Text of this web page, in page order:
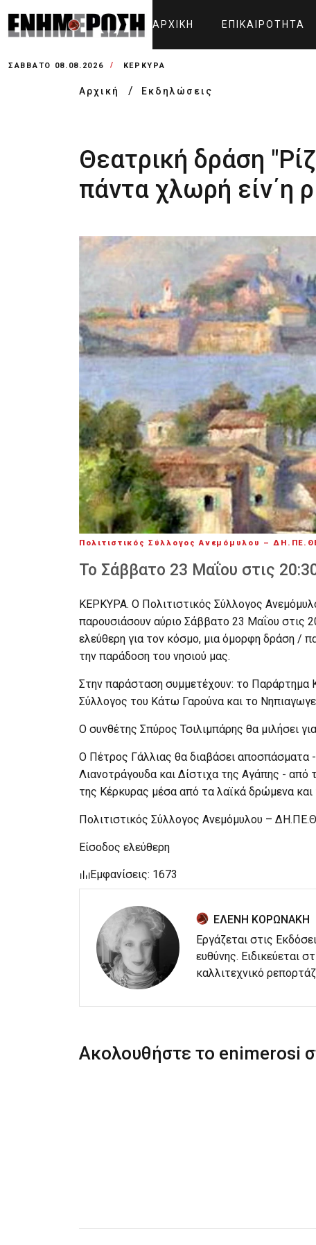
ΑΡΧΙΚΉ ΕΠΙΚΑΙΡΌΤΗΤΑ
ΣΆΒΒΑΤΟ 08.08.2026 ΚΕΡΚΥΡΑ
Αρχική Εκδηλώσεις
Θεατρική δράση
πάντα χλωρή είν΄η
Πολιτιστικός Σύλλογος Ανεμόμυλου –
Το Σάββατο 23 Μαΐου στις
ΚΕΡΚΥΡΑ. Ο Πολιτιστικός Σύλλογος
παρουσιάσουν αύριο Σάββατο 23 Μαΐου στις
ελεύθερη για τον κόσμο, μια όμορφη δράση /
την παράδοση του νησιού μας.
Στην παράσταση συμμετέχουν: το Παράρτημα
Σύλλογος του Κάτω Γαρούνα και το
Ο συνθέτης Σπύρος Τσιλιμπάρης θα μιλήσει
Ο Πέτρος Γάλλιας θα διαβάσει αποσπάσματα
Λιανοτράγουδα και Δίστιχα της Αγάπης - από
της Κέρκυρας μέσα από τα λαϊκά δρώμενα και
Πολιτιστικός Σύλλογος Ανεμόμυλου –
Είσοδος ελεύθερη
Εμφανίσεις: 1673
ΕΛΕΝΗ ΚΟΡΩΝΑΚΗ
Εργάζεται στις
ευθύνης. Ειδικεύεται
καλλιτεχνικό
Ακολουθήστε το enimerosi